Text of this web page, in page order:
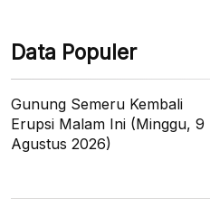
Data Populer
Gunung Semeru Kembali
Erupsi Malam Ini (Minggu, 9
Agustus 2026)